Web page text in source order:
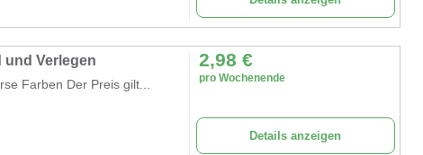
und Verlegen
Farben Der Preis gilt...
2,98 €
pro Wochenende
Details anzeigen